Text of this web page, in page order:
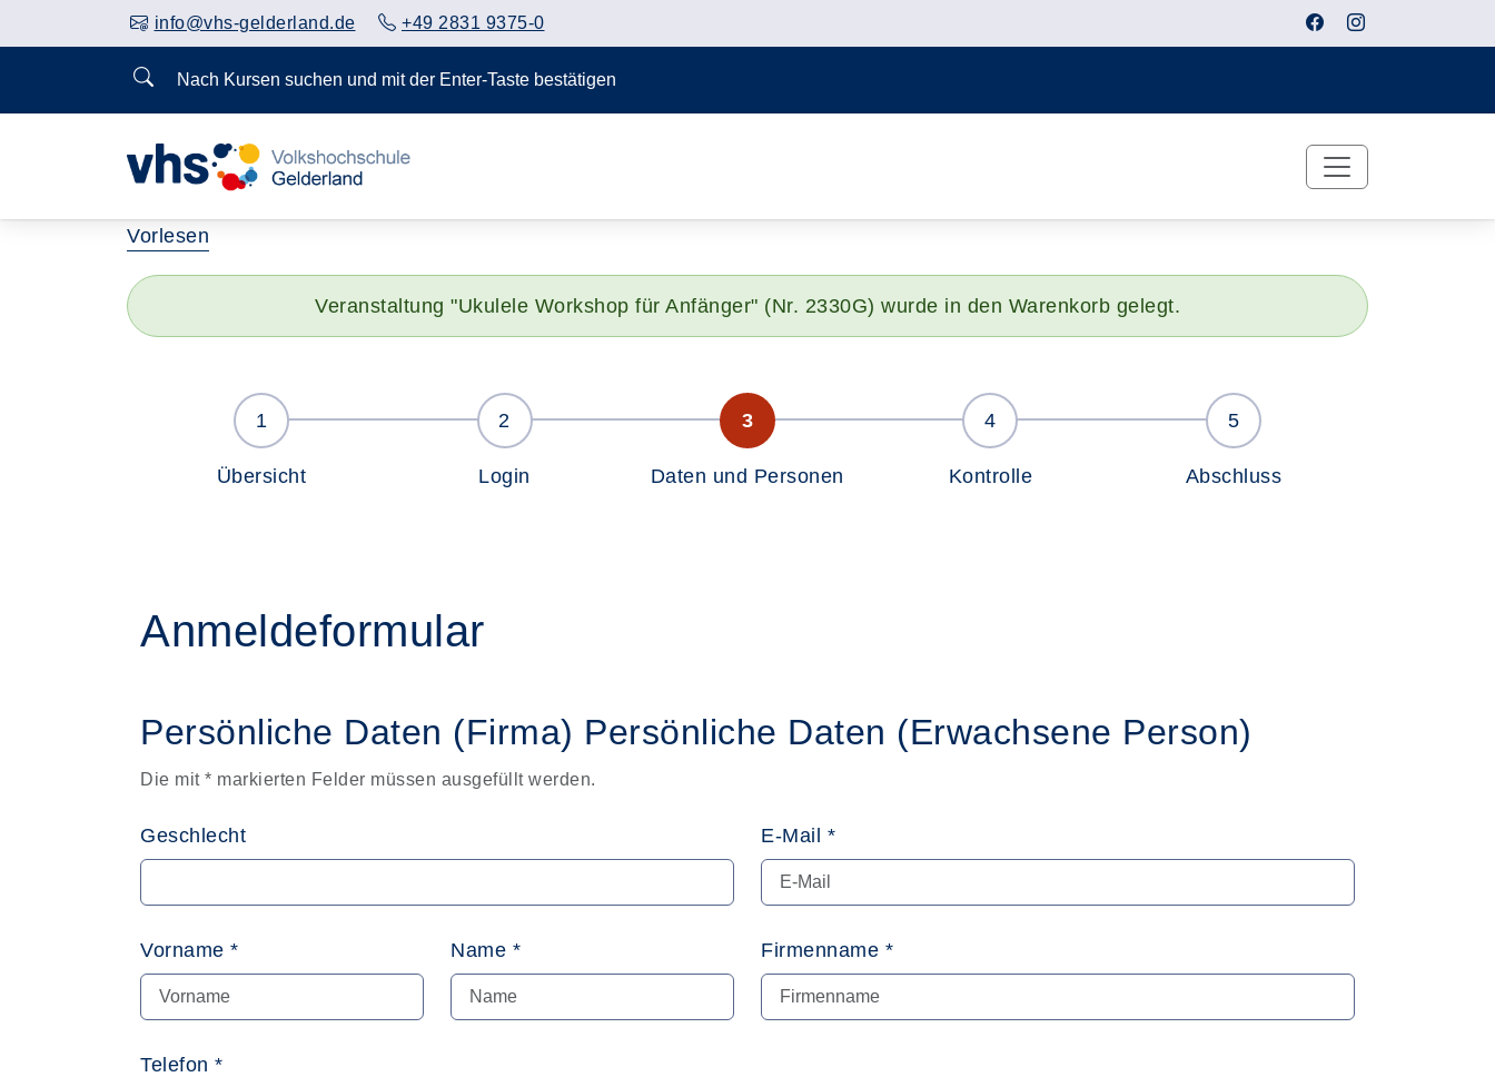
info@vhs-gelderland.de +49 2831 9375-0
Nach Kursen suchen und mit der Enter-Taste bestätigen
Vorlesen
Veranstaltung "Ukulele Workshop für Anfänger" (Nr. 2330G) wurde in den Warenkorb gelegt.
Übersicht Login Daten und Personen Kontrolle Abschluss
Anmeldeformular
Persönliche Daten (Firma) Persönliche Daten (Erwachsene Person)
Die mit * markierten Felder müssen ausgefüllt werden.
Geschlecht E-Mail *
Vorname * Name * Firmenname *
Telefon *